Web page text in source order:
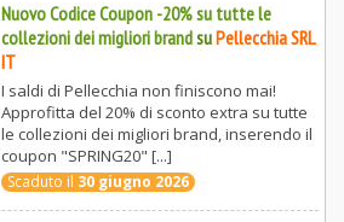
Nuovo Codice Coupon -20% su tutte le
collezioni dei migliori brandsuPellecchia SRL
IT
I saldi di Pellecchia non finiscono mai!
Approfitta del 20% di sconto extra su tutte
le collezioni dei migliori brand, inserendo il
coupon "SPRING20" [...]
Scaduto il 30 giugno 2026